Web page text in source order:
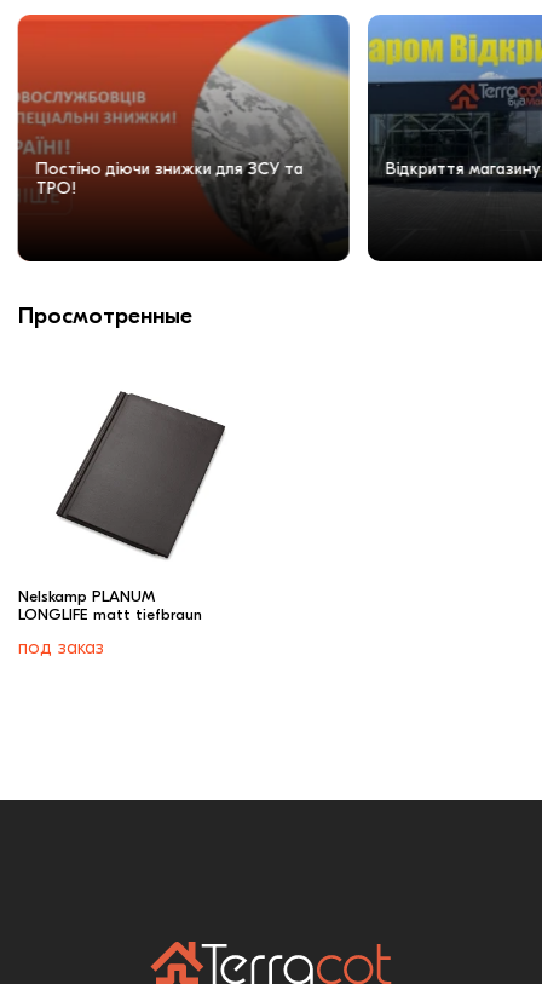
Постіно діючи знижки для ЗСУ та
ТРО!
Відкриття магазину
Просмотренные
Nelskamp PLANUM
LONGLIFE matt tiefbraun
под заказ